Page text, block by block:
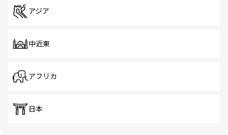
アジア
中近東
アフリカ
日本